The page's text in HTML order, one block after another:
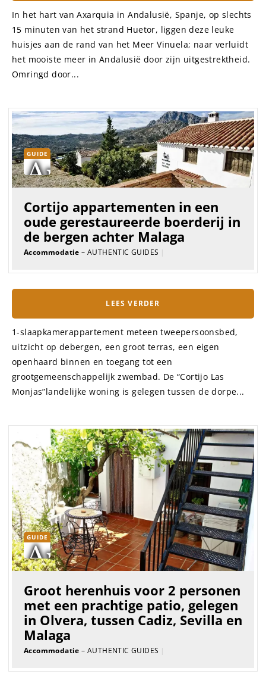
In het hart van Axarquia in Andalusië, Spanje, op slechts
15 minuten van het strand Huetor, liggen deze leuke
huisjes aan de rand van het Meer Vinuela; naar verluidt
het mooiste meer in Andalusië door zijn uitgestrektheid.
Omringd door...
GUIDE
Cortijo appartementen in een
oude gerestaureerde boerderij in
de bergen achter Malaga
Accommodatie – AUTHENTIC GUIDES |
LEES VERDER
1-slaapkamerappartement meteen tweepersoonsbed,
uitzicht op debergen, een groot terras, een eigen
openhaard binnen en toegang tot een
grootgemeenschappelijk zwembad. De “Cortijo Las
Monjas”landelijke woning is gelegen tussen de dorpe...
GUIDE
Groot herenhuis voor 2 personen
met een prachtige patio, gelegen
in Olvera, tussen Cadiz, Sevilla en
Malaga
Accommodatie – AUTHENTIC GUIDES |